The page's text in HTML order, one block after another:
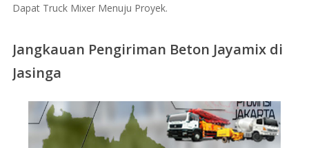
Dapat Truck Mixer Menuju Proyek.
Jangkauan Pengiriman Beton Jayamix di
Jasinga